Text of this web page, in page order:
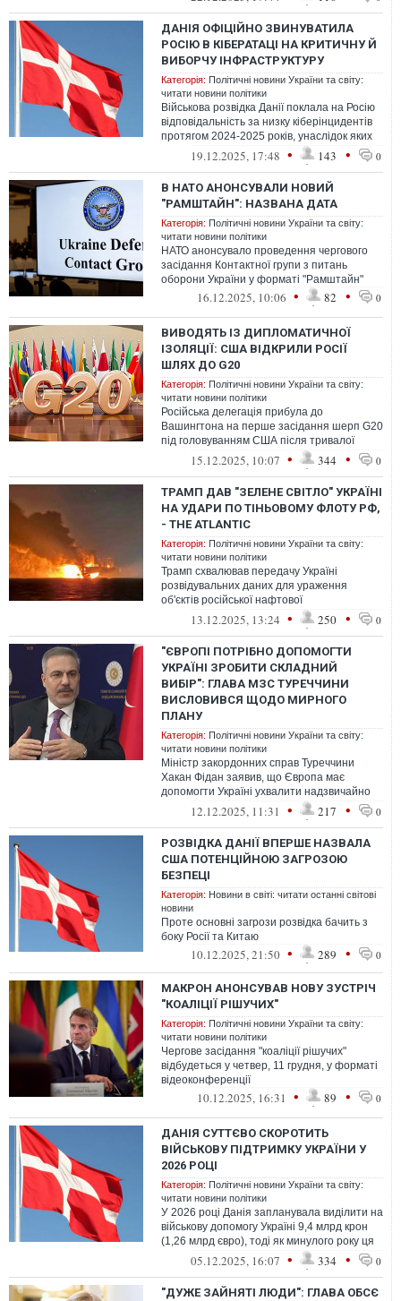
ДАНІЯ ОФІЦІЙНО ЗВИНУВАТИЛА
РОСІЮ В КІБЕРАТАЦІ НА КРИТИЧНУ Й
ВИБОРЧУ ІНФРАСТРУКТУРУ
Категорія: Політичні новини України та світу:
читати новини політики
Військова розвідка Данії поклала на Росію
відповідальність за низку кіберінцидентів
протягом 2024-2025 років, унаслідок яких
постраждала критична інфр...
19.12.2025, 17:48 • 143 • 0
В НАТО АНОНСУВАЛИ НОВИЙ
"РАМШТАЙН": НАЗВАНА ДАТА
Категорія: Політичні новини України та світу:
читати новини політики
НАТО анонсувало проведення чергового
засідання Контактної групи з питань
оборони України у форматі "Рамштайн"
16.12.2025, 10:06 • 82 • 0
ВИВОДЯТЬ ІЗ ДИПЛОМАТИЧНОЇ
ІЗОЛЯЦІЇ: США ВІДКРИЛИ РОСІЇ
ШЛЯХ ДО G20
Категорія: Політичні новини України та світу:
читати новини політики
Російська делегація прибула до
Вашингтона на перше засідання шерп G20
під головуванням США після тривалої
дипломатичної ізоляції
15.12.2025, 10:07 • 344 • 0
ТРАМП ДАВ "ЗЕЛЕНЕ СВІТЛО" УКРАЇНІ
НА УДАРИ ПО ТІНЬОВОМУ ФЛОТУ РФ,
- THE ATLANTIC
Категорія: Політичні новини України та світу:
читати новини політики
Трамп схвалював передачу Україні
розвідувальних даних для ураження
об'єктів російської нафтової
інфраструктури
13.12.2025, 13:24 • 250 • 0
"ЄВРОПІ ПОТРІБНО ДОПОМОГТИ
УКРАЇНІ ЗРОБИТИ СКЛАДНИЙ
ВИБІР": ГЛАВА МЗС ТУРЕЧЧИНИ
ВИСЛОВИВСЯ ЩОДО МИРНОГО
ПЛАНУ
Категорія: Політичні новини України та світу:
читати новини політики
Міністр закордонних справ Туреччини
Хакан Фідан заявив, що Європа має
допомогти Україні ухвалити надзвичайно
складні рішення щодо майбутніх мирних
12.12.2025, 11:31 • 217 • 0
РОЗВІДКА ДАНІЇ ВПЕРШЕ НАЗВАЛА
США ПОТЕНЦІЙНОЮ ЗАГРОЗОЮ
БЕЗПЕЦІ
Категорія: Новини в світі: читати останні світові
новини
Проте основні загрози розвідка бачить з
боку Росії та Китаю
10.12.2025, 21:50 • 289 • 0
МАКРОН АНОНСУВАВ НОВУ ЗУСТРІЧ
"КОАЛІЦІЇ РІШУЧИХ"
Категорія: Політичні новини України та світу:
читати новини політики
Чергове засідання "коаліції рішучих"
відбудеться у четвер, 11 грудня, у форматі
відеоконференції
10.12.2025, 16:31 • 89 • 0
ДАНІЯ СУТТЄВО СКОРОТИТЬ
ВІЙСЬКОВУ ПІДТРИМКУ УКРАЇНИ У
2026 РОЦІ
Категорія: Політичні новини України та світу:
читати новини політики
У 2026 році Данія запланувала виділити на
військову допомогу Україні 9,4 млрд крон
(1,26 млрд євро), тоді як минулого року ця
сума складала 16,5 млрд ...
05.12.2025, 16:07 • 334 • 0
"ДУЖЕ ЗАЙНЯТІ ЛЮДИ": ГЛАВА ОБСЄ